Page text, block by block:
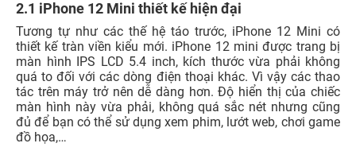
2.1 iPhone 12 Mini thiết kế hiện đại
Tương tự như các thế hệ táo trước, iPhone 12 Mini có
thiết kế tràn viền kiểu mới. iPhone 12 mini được trang bị
màn hình IPS LCD 5.4 inch, kích thước vừa phải không
quá to đối với các dòng điện thoại khác. Vì vậy các thao
tác trên máy trở nên dễ dàng hơn. Độ hiển thị của chiếc
màn hình này vừa phải, không quá sắc nét nhưng cũng
đủ để bạn có thể sử dụng xem phim, lướt web, chơi game
đồ họa,…